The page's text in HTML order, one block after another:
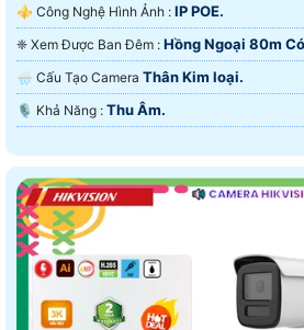
⚜️ Công Nghệ Hình Ảnh : IP POE.
❈ Xem Được Ban Đêm : Hồng Ngoại 80m
🌧️ Cấu Tạo Camera Thân Kim loại.
️🎙 Khả Năng : Thu Âm.